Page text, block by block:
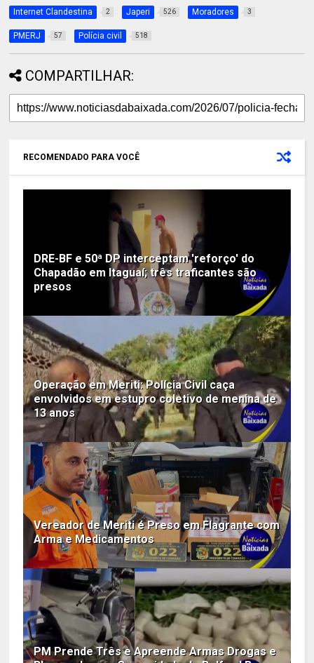
Internet Clandestina 2 Japeri 526 Moradores 3
PMERJ 57 Polícia civil 518
COMPARTILHAR:
RECOMENDADO PARA VOCÊ
DRE-BF e 50ª DP interceptam 'reforço' do
Chapadão em Itaguaí; três traficantes são
presos
Operação em Meriti: Polícia Civil caça
envolvidos em estupro coletivo de menina de
13 anos
Vereador de Meriti é Preso em Flagrante com
Arma e Medicamentos
PM Prende Três e Apreende Armas Drogas e